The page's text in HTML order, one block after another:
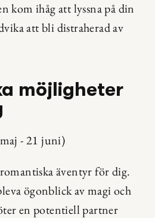
kom ihåg att lyssna på din
att bli distraherad av
möjligheter
- 21 juni)
äventyr för dig.
ögonblick av magi och
en potentiell partner